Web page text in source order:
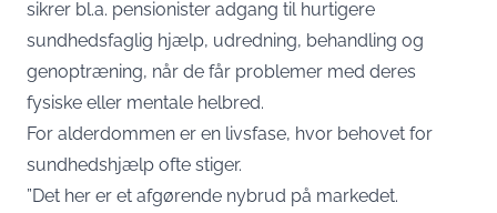
sikrer bl.a. pensionister adgang til hurtigere
sundhedsfaglig hjælp, udredning, behandling og
genoptræning, når de får problemer med deres
fysiske eller mentale helbred.
For alderdommen er en livsfase, hvor behovet for
sundhedshjælp ofte stiger.
”Det her er et afgørende nybrud på markedet.